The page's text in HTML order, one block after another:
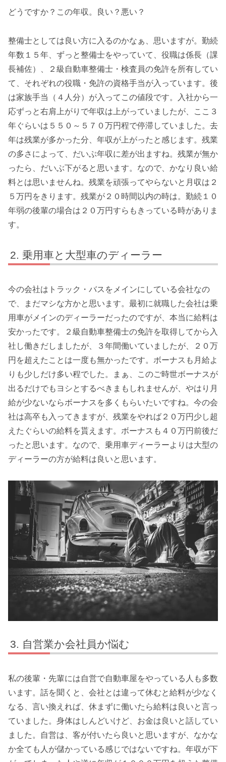
どうですか？この年収。良い？悪い？
整備士としては良い方に入るのかなぁ、思いますが。勤続
年数１５年、ずっと整備士をやっていて、役職は係長（課
長補佐）、２級自動車整備士・検査員の免許を所有してい
て、それぞれの役職・免許の資格手当が入っています。後
は家族手当（４人分）が入ってこの値段です。入社から一
応ずっと右肩上がりで年収は上がっていましたが、ここ３
年ぐらいは５５０～５７０万円程で停滞していました。去
年は残業が多かった分、年収が上がったと感じます。残業
の多さによって、だいぶ年収に差が出ますね。残業が無か
ったら、だいぶ下がると思います。なので、かなり良い給
料とは思いませんね。残業を頑張ってやらないと月収は２
５万円をきります。残業が２０時間以内の時は。勤続１０
年弱の後輩の場合は２０万円すらもきっている時がありま
す。
乗用車と大型車のディーラー
今の会社はトラック・バスをメインにしている会社なの
で、まだマシな方かと思います。最初に就職した会社は乗
用車がメインのディーラーだったのですが、本当に給料は
安かったです。２級自動車整備士の免許を取得してから入
社し働きだしましたが、３年間働いていましたが、２０万
円を超えたことは一度も無かったです。ボーナスも月給よ
りも少しだけ多い程でした。まぁ、このご時世ボーナスが
出るだけでもヨシとするべきまもしれませんが、やはり月
給が少ないならボーナスを多くもらいたいですね。今の会
社は高卒も入ってきますが、残業をやれば２０万円少し超
えたぐらいの給料を貰えます。ボーナスも４０万円前後だ
ったと思います。なので、乗用車ディーラーよりは大型の
ディーラーの方が給料は良いと思います。
自営業か会社員か悩む
私の後輩・先輩には自営で自動車屋をやっている人も多数
います。話を聞くと、会社とは違って休むと給料が少なく
なる、言い換えれば、休まずに働いたら給料は良いと言っ
ていました。身体はしんどいけど、お金は良いと話してい
ました。自営は、客が付いたら良いと思いますが、なかな
か全ても人が儲かっている感じではないですね。年収が下